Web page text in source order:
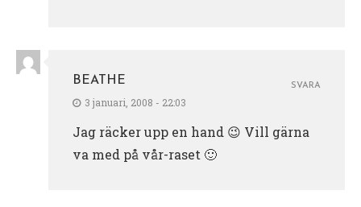
BEATHE
3 januari, 2008 - 22:03
Jag räcker upp en hand 😉 Vill gärna
va med på vår-raset 🙂
SVARA